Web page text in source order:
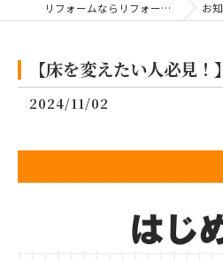
リフォームならリフォーム職人 お知らせ
【床を変えたい人必見！】
2024/11/02